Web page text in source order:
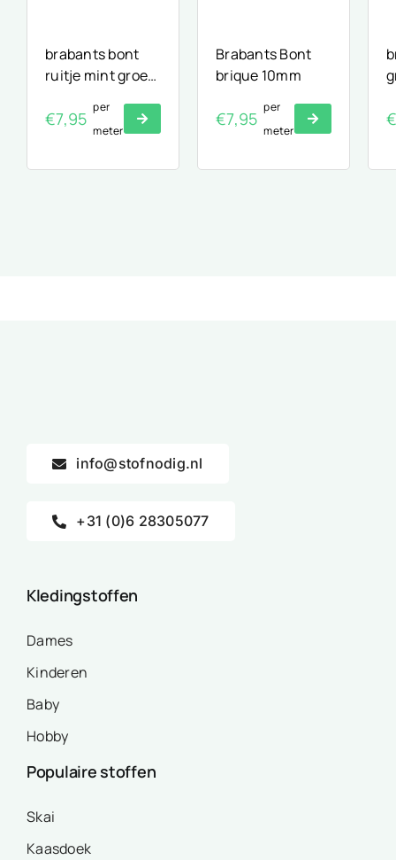
brabants bont
ruitje mint groen
€7,95
per
meter
Brabants Bont
brique 10mm
€7,95
per
meter
info@stofnodig.nl
+31 (0)6 28305077
Kledingstoffen
Dames
Kinderen
Baby
Hobby
Populaire stoffen
Skai
Kaasdoek